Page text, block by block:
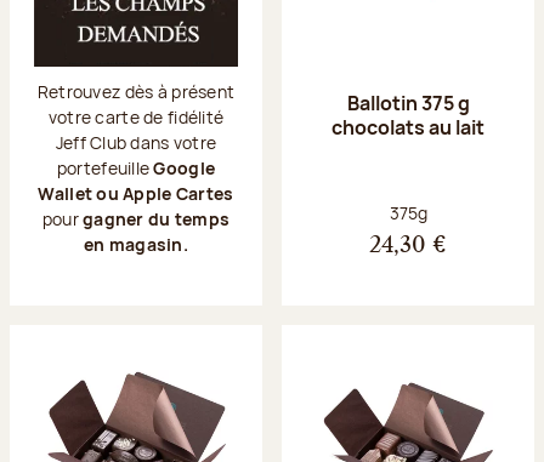
Retrouvez dès à présent
votre carte de fidélité
Jeff Club dans votre
portefeuilleGoogle
Wallet ou Apple Cartes
pourgagner du temps
en magasin.
Ballotin 375 g
chocolats au lait
Poids net :
375g
24,30 €